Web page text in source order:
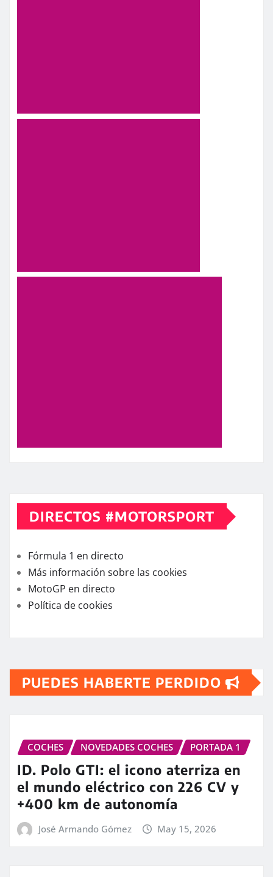
DIRECTOS #MOTORSPORT
Fórmula 1 en directo
Más información sobre las cookies
MotoGP en directo
Política de cookies
PUEDES HABERTE PERDIDO
COCHES NOVEDADES COCHES PORTADA 1
ID. Polo GTI: el icono aterriza en
el mundo eléctrico con 226 CV y
+400 km de autonomía
José Armando Gómez May 15, 2026